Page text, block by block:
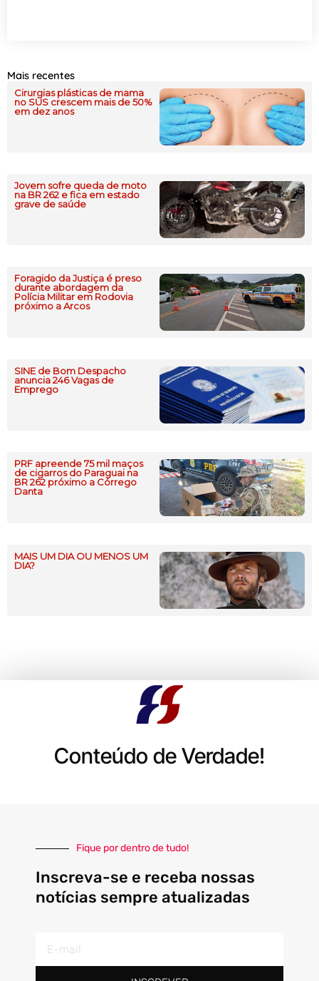
Mais recentes
Cirurgias plásticas de mama
no SUS crescem mais de 50%
em dez anos
Jovem sofre queda de moto
na BR 262 e fica em estado
grave de saúde
Foragido da Justiça é preso
durante abordagem da
Polícia Militar em Rodovia
próximo a Arcos
SINE de Bom Despacho
anuncia 246 Vagas de
Emprego
PRF apreende 75 mil maços
de cigarros do Paraguai na
BR 262 próximo a Córrego
Danta
MAIS UM DIA OU MENOS UM
DIA?
Conteúdo de Verdade!
Fique por dentro de tudo!
Inscreva-se e receba nossas
notícias sempre atualizadas
mail